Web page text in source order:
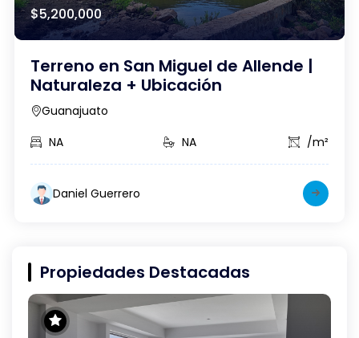
$5,200,000
Terreno en San Miguel de Allende |
Naturaleza + Ubicación
Guanajuato
NA
NA /m²
Daniel Guerrero
Propiedades Destacadas